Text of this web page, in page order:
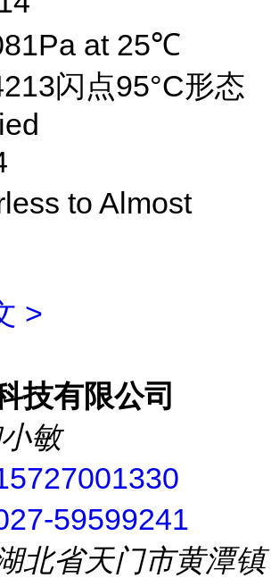
at 25℃
闪点95°C形态
to Almost
>
技有限公司
敏
59599241
北省天门市黄潭镇